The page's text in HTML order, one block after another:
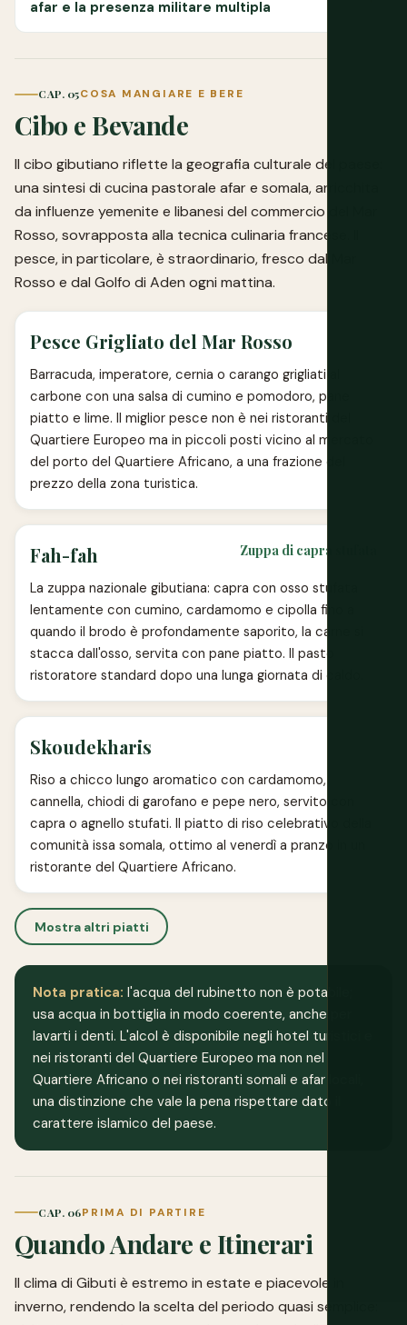
afar e la presenza militare multipla
CAP. 05COSA MANGIARE E BERE
Cibo e Bevande
Il cibo gibutiano riflette la geografia culturale del paese:
una sintesi di cucina pastorale afar e somala, arricchita
da influenze yemenite e libanesi del commercio del Mar
Rosso, sovrapposta alla tecnica culinaria francese. Il
pesce, in particolare, è straordinario, fresco dal Mar
Rosso e dal Golfo di Aden ogni mattina.
Pesce Grigliato del Mar Rosso
Barracuda, imperatore, cernia o carango grigliati al
carbone con una salsa di cumino e pomodoro, pane
piatto e lime. Il miglior pesce non è nei ristoranti del
Quartiere Europeo ma in piccoli posti vicino al mercato
del porto del Quartiere Africano, a una frazione del
prezzo della zona turistica.
Fah-fah Zuppa di capra stufata
La zuppa nazionale gibutiana: capra con osso stufata
lentamente con cumino, cardamomo e cipolla fino a
quando il brodo è profondamente saporito, la carne si
stacca dall'osso, servita con pane piatto. Il pasto
ristoratore standard dopo una lunga giornata di caldo.
Skoudekharis
Riso a chicco lungo aromatico con cardamomo,
cannella, chiodi di garofano e pepe nero, servito con
capra o agnello stufati. Il piatto di riso celebrativo della
comunità issa somala, ottimo al venerdì a pranzo in un
ristorante del Quartiere Africano.
Mostra altri piatti
Nota pratica: l'acqua del rubinetto non è potabile;
usa acqua in bottiglia in modo coerente, anche per
lavarti i denti. L'alcol è disponibile negli hotel turistici e
nei ristoranti del Quartiere Europeo ma non nel
Quartiere Africano o nei ristoranti somali e afar locali,
una distinzione che vale la pena rispettare dato il
carattere islamico del paese.
CAP. 06PRIMA DI PARTIRE
Quando Andare e Itinerari
Il clima di Gibuti è estremo in estate e piacevole in
inverno, rendendo la scelta del periodo quasi semplice: